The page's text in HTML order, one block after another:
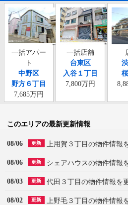
一括アパー
ト
中野区
野方６丁目
7,685万円
一括店舗
台東区
入谷１丁目
7,800万円
このエリアの最新更新情報
08/06 更新 上用賀３丁目の物件情報
08/06 更新 シェアハウスの物件情報
08/03 更新 代田３丁目の物件情報を
08/02 更新 上野毛３丁目の物件情報